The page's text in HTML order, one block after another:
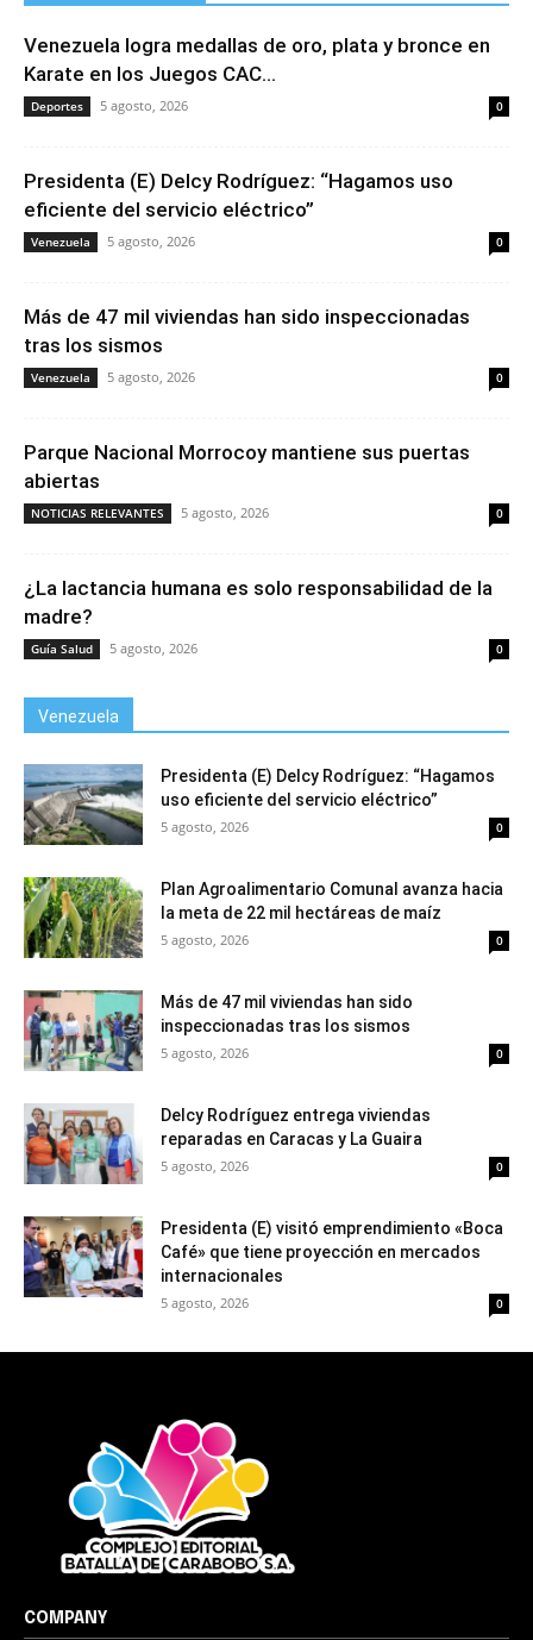
Venezuela logra medallas de oro, plata y bronce en
Karate en los Juegos CAC...
Deportes 5 agosto, 2026 0
Presidenta (E) Delcy Rodríguez: “Hagamos uso
eficiente del servicio eléctrico”
Venezuela 5 agosto, 2026 0
Más de 47 mil viviendas han sido inspeccionadas
tras los sismos
Venezuela 5 agosto, 2026 0
Parque Nacional Morrocoy mantiene sus puertas
abiertas
NOTICIAS RELEVANTES 5 agosto, 2026 0
¿La lactancia humana es solo responsabilidad de la
madre?
Guía Salud 5 agosto, 2026 0
Venezuela
Presidenta (E) Delcy Rodríguez: “Hagamos
uso eficiente del servicio eléctrico”
5 agosto, 2026 0
Plan Agroalimentario Comunal avanza hacia
la meta de 22 mil hectáreas de maíz
5 agosto, 2026 0
Más de 47 mil viviendas han sido
inspeccionadas tras los sismos
5 agosto, 2026 0
Delcy Rodríguez entrega viviendas
reparadas en Caracas y La Guaira
5 agosto, 2026 0
Presidenta (E) visitó emprendimiento «Boca
Café» que tiene proyección en mercados
internacionales
5 agosto, 2026 0
COMPANY